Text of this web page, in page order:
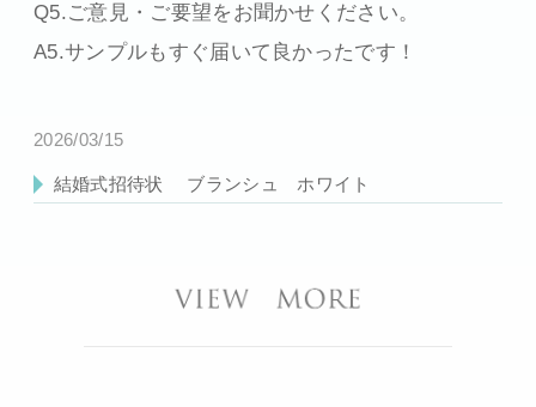
Q5.ご意見・ご要望をお聞かせください。
A5.サンプルもすぐ届いて良かったです！
2026/03/15
結婚式招待状 ブランシュ ホワイト